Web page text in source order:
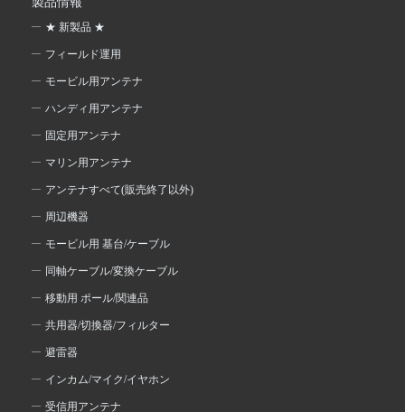
★ 新製品 ★
フィールド運用
モービル用アンテナ
ハンディ用アンテナ
固定用アンテナ
マリン用アンテナ
アンテナすべて(販売終了以外)
周辺機器
モービル用 基台/ケーブル
同軸ケーブル/変換ケーブル
移動用 ポール/関連品
共用器/切換器/フィルター
避雷器
インカム/マイク/イヤホン
受信用アンテナ